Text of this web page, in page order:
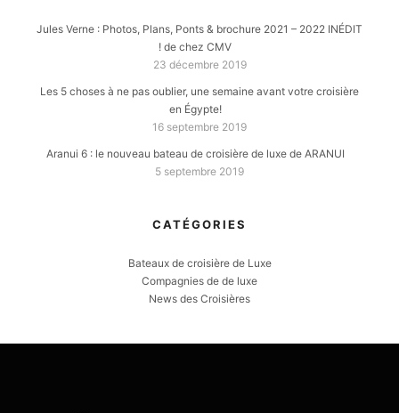
Jules Verne : Photos, Plans, Ponts & brochure 2021 – 2022 INÉDIT
! de chez CMV
23 décembre 2019
Les 5 choses à ne pas oublier, une semaine avant votre croisière
en Égypte!
16 septembre 2019
Aranui 6 : le nouveau bateau de croisière de luxe de ARANUI
5 septembre 2019
CATÉGORIES
Bateaux de croisière de Luxe
Compagnies de de luxe
News des Croisières